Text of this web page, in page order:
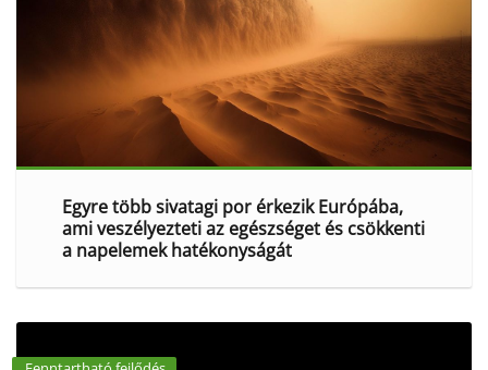
Egyre több sivatagi por érkezik Európába,
ami veszélyezteti az egészséget és csökkenti
a napelemek hatékonyságát